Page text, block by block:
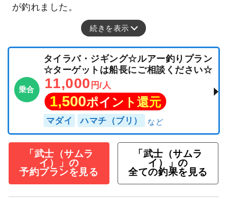
が釣れました。
続きを表示
乗合
タイラバ・ジギング☆ルアー釣りプラン
☆ターゲットは船長にご相談ください☆
11,000 円/人
1,500ポイント還元
マダイ ハマチ（ブリ）
「武士（サムラ
イ）」の
予約プランを見る
「武士（サムラ
イ）」の
全ての釣果を見る